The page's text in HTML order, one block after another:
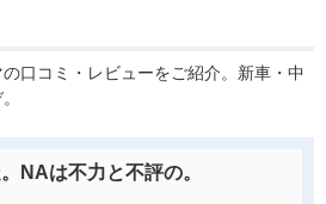
口コミ・レビューをご紹介。新車・中
NAは不力と不評の。